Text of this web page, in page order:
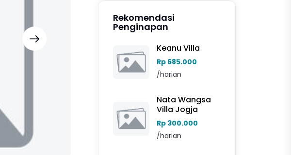
Rekomendasi
Penginapan
Keanu Villa
Rp 685.000
/harian
Nata Wangsa
Villa Jogja
Rp 300.000
/harian